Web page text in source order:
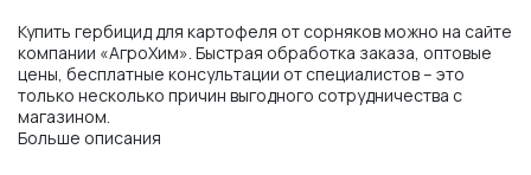
Купить гербицид для картофеля от сорняков можно на сайте
компании «АгроХим». Быстрая обработка заказа, оптовые
цены, бесплатные консультации от специалистов – это
только несколько причин выгодного сотрудничества с
магазином.
Больше описания